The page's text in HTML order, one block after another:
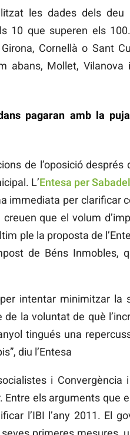
les dades dels deu
10 que superen els
Cornellà o Sant
abans, Mollet, Vilanova
pagaran amb la
de l’oposició després
L’Entesa per
immediata per clarificar
que el volum
ple la proposta de
de Béns Inmobles,
intentar minimitzar la
la voluntat de què
tingués una
diu l’Entesa
i Convergència
els arguments que
l’IBI l’any 2011. El